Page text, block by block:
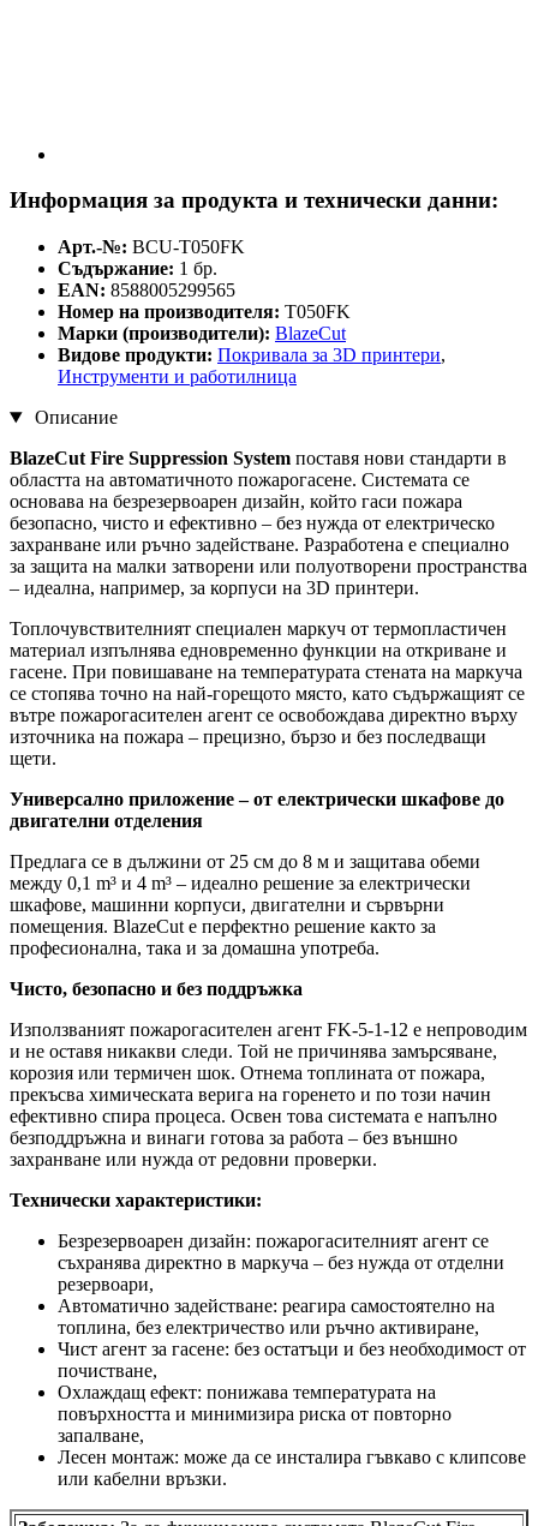
Информация за продукта и технически данни:
Арт.-№: BCU-T050FK
Съдържание: 1 бр.
EAN: 8588005299565
Номер на производителя: T050FK
Марки (производители): BlazeCut
Видове продукти: Покривала за 3D принтери,
Инструменти и работилница
Описание
BlazeCut Fire Suppression System поставя нови стандарти в
областта на автоматичното пожарогасене. Системата се
основава на безрезервоарен дизайн, който гаси пожара
безопасно, чисто и ефективно – без нужда от електрическо
захранване или ръчно задействане. Разработена е специално
за защита на малки затворени или полуотворени пространства
– идеална, например, за корпуси на 3D принтери.
Топлочувствителният специален маркуч от термопластичен
материал изпълнява едновременно функции на откриване и
гасене. При повишаване на температурата стената на маркуча
се стопява точно на най-горещото място, като съдържащият се
вътре пожарогасителен агент се освобождава директно върху
източника на пожара – прецизно, бързо и без последващи
щети.
Универсално приложение – от електрически шкафове до
двигателни отделения
Предлага се в дължини от 25 см до 8 м и защитава обеми
между 0,1 m³ и 4 m³ – идеално решение за електрически
шкафове, машинни корпуси, двигателни и сървърни
помещения. BlazeCut е перфектно решение както за
професионална, така и за домашна употреба.
Чисто, безопасно и без поддръжка
Използваният пожарогасителен агент FK-5-1-12 е непроводим
и не оставя никакви следи. Той не причинява замърсяване,
корозия или термичен шок. Отнема топлината от пожара,
прекъсва химическата верига на горенето и по този начин
ефективно спира процеса. Освен това системата е напълно
безподдръжна и винаги готова за работа – без външно
захранване или нужда от редовни проверки.
Технически характеристики:
Безрезервоарен дизайн: пожарогасителният агент се
съхранява директно в маркуча – без нужда от отделни
резервоари,
Автоматично задействане: реагира самостоятелно на
топлина, без електричество или ръчно активиране,
Чист агент за гасене: без остатъци и без необходимост от
почистване,
Охлаждащ ефект: понижава температурата на
повърхността и минимизира риска от повторно
запалване,
Лесен монтаж: може да се инсталира гъвкаво с клипсове
или кабелни връзки.